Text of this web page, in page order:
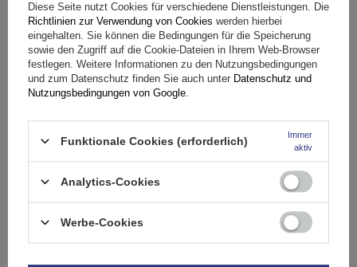
Mont Blanc AMC 5124 Aluminium-Dachgepäckträger
178,69 €inkl. MwSt
Große Menge verfügbar Wir versenden schon am
Warenkorb
Diese Seite nutzt Cookies für verschiedene Dienstleistungen. Die
Richtlinien zur Verwendung von Cookies werden hierbei
eingehalten. Sie können die Bedingungen für die Speicherung
sowie den Zugriff auf die Cookie-Dateien in Ihrem Web-Browser
festlegen. Weitere Informationen zu den Nutzungsbedingungen
und zum Datenschutz finden Sie auch unter Datenschutz und
Nutzungsbedingungen von Google
Funktionale Cookies (erforderlich)
Immer
aktiv
Analytics-Cookies
Werbe-Cookies